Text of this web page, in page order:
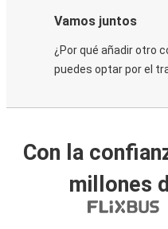
Vamos juntos
¿Por qué añadir otro
puedes optar por el
Con la
millones